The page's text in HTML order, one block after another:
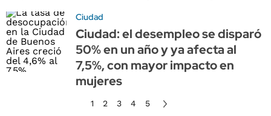
Ciudad
Ciudad: el desempleo se disparó
50% en un año y ya afecta al
7,5%, con mayor impacto en
mujeres
1 2 3 4 5